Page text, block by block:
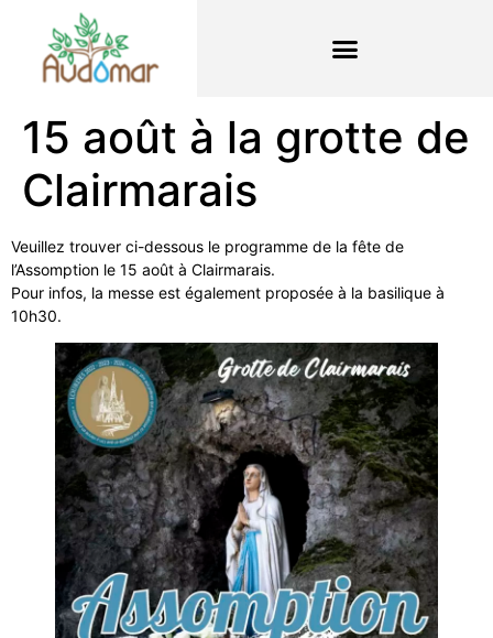
15 août à la grotte de
Clairmarais
Veuillez trouver ci-dessous le programme de la fête de
l’Assomption le 15 août à Clairmarais.
Pour infos, la messe est également proposée à la basilique à
10h30.